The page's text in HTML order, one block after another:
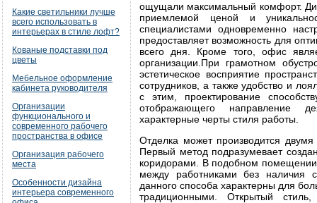
Какие светильники лучше
всего использовать в
интерьерах в стиле лофт?
Кованые подставки под
цветы
Мебельное оформление
кабинета руководителя
Организации
функционального и
современного рабочего
пространства в офисе
Организация рабочего
места
Особенности дизайна
интерьера современного
ощущали максимальный комфорт.
приемлемой ценой и
специалистами одновременно
предоставляет возможность для
всего дня. Кроме того, офис
организации.При грамотном
эстетическое восприятие
сотрудников, а также удобство и
с этим, проектирование
отображающего направление
характерные черты стиля работы.
Отделка может производится
Первый метод подразумевает
коридорами. В подобном помещении
между работниками без наличия
данного способа характерны для
традиционными. Открытый